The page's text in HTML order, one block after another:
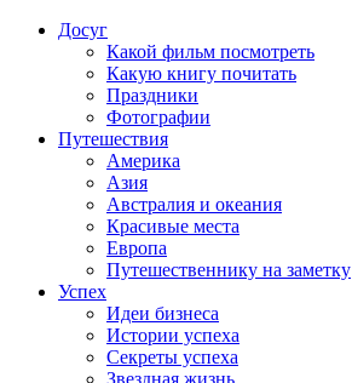
Досуг
Какой фильм посмотреть
Какую книгу почитать
Праздники
Фотографии
Путешествия
Америка
Азия
Австралия и океания
Красивые места
Европа
Путешественнику на заметку
Успех
Идеи бизнеса
Истории успеха
Секреты успеха
Звездная жизнь